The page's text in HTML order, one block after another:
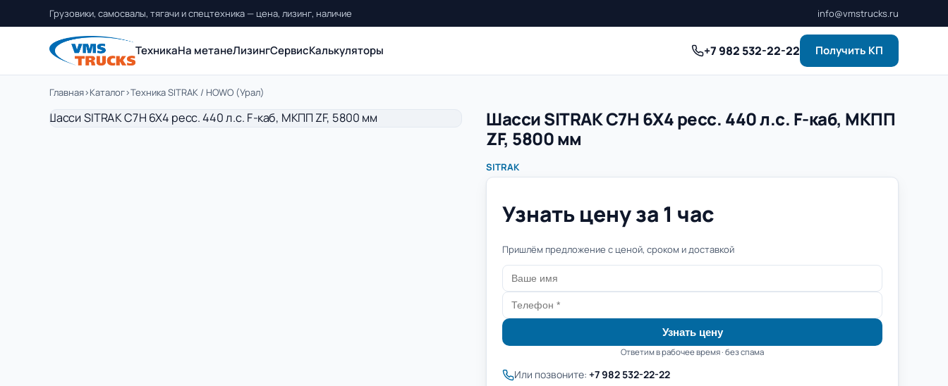
Грузовики, самосвалы, тягачи и спецтехника — цена, лизинг, наличие info@vmstrucks.ru
ТехникаНа метанеЛизингСервисКалькуляторы +7 982 532-22-22 Получить КП
Главная›Каталог›Техника SITRAK / HOWO (Урал)
Шасси SITRAK C7H 6Х4 ресс. 440 л.с. F-каб, МКПП
ZF, 5800 мм
SITRAK
Узнать цену за 1 час
Пришлём предложение с ценой, сроком и доставкой
Узнать цену
Ответим в рабочее время · без спама
Или позвоните: +7 982 532-22-22